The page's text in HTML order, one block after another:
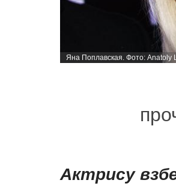
Яна Поплавская. Фото: Anatoly
Актрису